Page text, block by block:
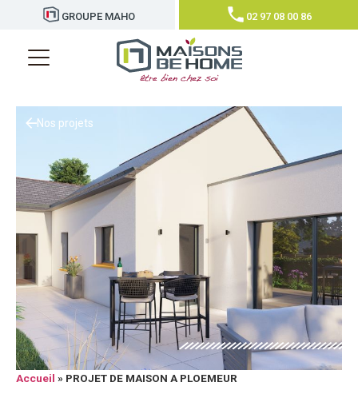
GROUPE MAHO 02 97 08 00 86
Nos projets
Accueil » PROJET DE MAISON A PLOEMEUR